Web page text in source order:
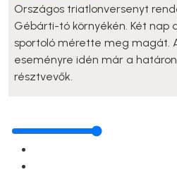
Országos triatlonversenyt
Gébárti-tó környékén. Két nap
sportoló mérette meg magát.
eseményre idén már a
résztvevők.